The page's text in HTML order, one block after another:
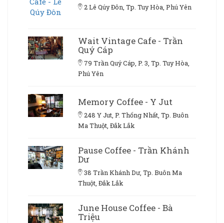
2 Lê Qúy Đôn, Tp. Tuy Hòa, Phú Yên
Wait Vintage Cafe - Trần
Quý Cáp
79 Trần Quý Cáp, P. 3, Tp. Tuy Hòa,
Phú Yên
Memory Coffee - Y Jut
248 Y Jut, P. Thống Nhất, Tp. Buôn
Ma Thuột, Đắk Lắk
Pause Coffee - Trần Khánh
Dư
38 Trần Khánh Dư, Tp. Buôn Ma
Thuột, Đắk Lắk
June House Coffee - Bà
Triệu